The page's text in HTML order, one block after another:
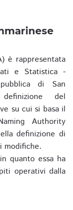
è rappresentata
e Statistica -
di San
del
su cui si basa il
Authority
definizione di
modifiche.
quanto essa ha
operativi dalla